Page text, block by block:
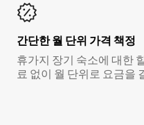
간단한 월 단위 가격 책정
휴가지 장기 숙소에 대한
료 없이 월 단위로 요금을